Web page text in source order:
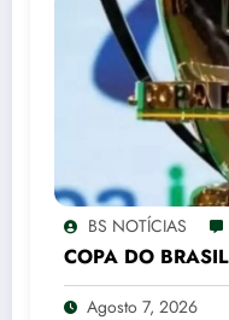
BS NOTÍCIAS
COPA DO BRASIL
Agosto 7, 2026